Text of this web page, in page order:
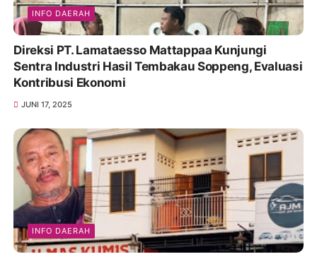
INFO DAERAH
Direksi PT. Lamataesso Mattappaa Kunjungi
Sentra Industri Hasil Tembakau Soppeng, Evaluasi
Kontribusi Ekonomi
JUNI 17, 2025
INFO DAERAH